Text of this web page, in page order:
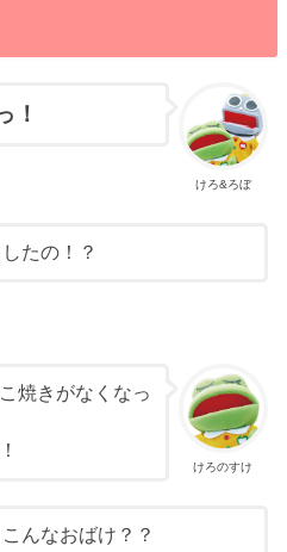
けろ&ろぼ
！
たの！？
けろのすけ
焼きがなくなっ
んなおばけ？？